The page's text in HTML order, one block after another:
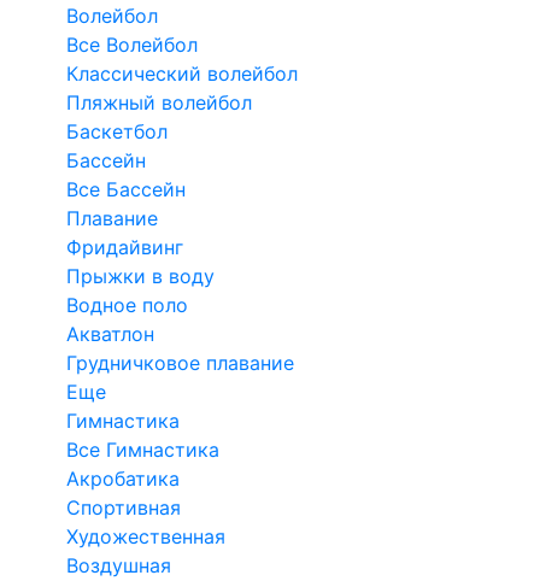
Волейбол
Все Волейбол
Классический волейбол
Пляжный волейбол
Баскетбол
Бассейн
Все Бассейн
Плавание
Фридайвинг
Прыжки в воду
Водное поло
Акватлон
Грудничковое плавание
Еще
Гимнастика
Все Гимнастика
Акробатика
Спортивная
Художественная
Воздушная